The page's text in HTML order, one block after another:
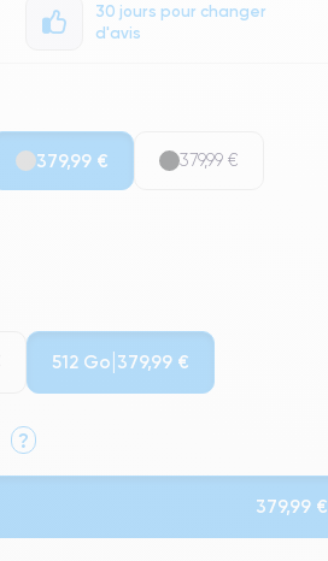
30 jours pour changer
d'avis
379,99 € 379,99 €
512 Go 379,99 €
?
379,99 €